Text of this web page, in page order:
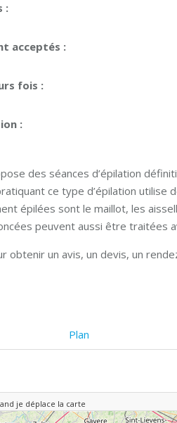
:
acceptés :
fois :
:
des séances d’épilation
ce type d’épilation utilise
épilées sont le maillot, les
peuvent aussi être traitées
obtenir un avis, un devis, un
Plan
je déplace la carte